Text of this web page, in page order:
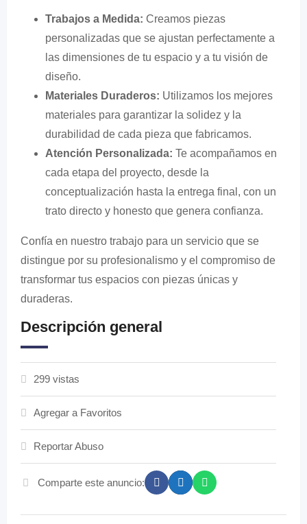
Trabajos a Medida: Creamos piezas
personalizadas que se ajustan perfectamente a
las dimensiones de tu espacio y a tu visión de
diseño.
Materiales Duraderos: Utilizamos los mejores
materiales para garantizar la solidez y la
durabilidad de cada pieza que fabricamos.
Atención Personalizada: Te acompañamos en
cada etapa del proyecto, desde la
conceptualización hasta la entrega final, con un
trato directo y honesto que genera confianza.
Confía en nuestro trabajo para un servicio que se
distingue por su profesionalismo y el compromiso de
transformar tus espacios con piezas únicas y
duraderas.
Descripción general
299 vistas
Agregar a Favoritos
Reportar Abuso
Comparte este anuncio: